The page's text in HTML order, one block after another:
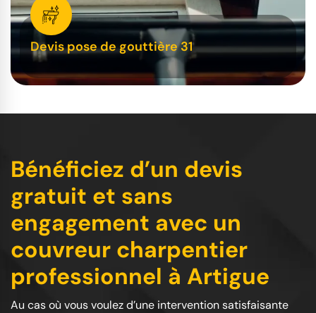
Devis pose de gouttière 31
Bénéficiez d’un devis
gratuit et sans
engagement avec un
couvreur charpentier
professionnel à Artigue
Au cas où vous voulez d’une intervention satisfaisante